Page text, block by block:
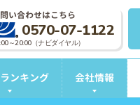
い合わせはこちら
0570-07-1122
～20:00（ナビダイヤル）
ンキング 会社情報